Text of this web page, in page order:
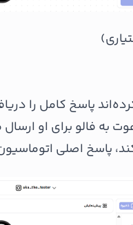
پاسخ کامل را
به فالو برای او
پاسخ اصلی